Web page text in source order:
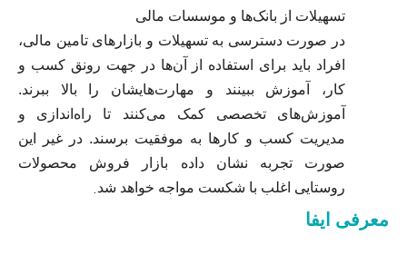
تسهیلات از بانک‌ها و موسسات مالی
در صورت دسترسی به تسهیلات و بازارهای تامین مالی،
افراد باید برای استفاده از آن‌ها در جهت رونق کسب و
کار، آموزش ببینند و مهارت‌هایشان را بالا ببرند.
آموزش‌های تخصصی کمک می‌کنند تا راه‌اندازی و
مدیریت کسب و کارها به موفقیت برسند. در غیر این
صورت تجربه نشان داده بازار فروش محصولات
روستایی اغلب با شکست مواجه خواهد شد.
معرفی ایفا